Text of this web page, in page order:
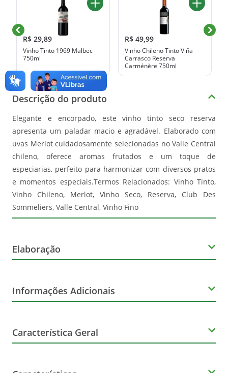
R$ 29,89
Vinho Tinto 1969 Malbec
750ml
R$ 49,99
Vinho Chileno Tinto Viña
Carrasco Reserva
Carménère 750ml
Descrição do produto
Elegante e encorpado, este vinho tinto seco reserva
apresenta um paladar macio e agradável. Elaborado com
uvas Merlot cuidadosamente selecionadas no Valle Central
chileno, oferece aromas frutados e um toque de
especiarias, perfeito para harmonizar com diversos pratos
e momentos especiais.Termos Relacionados: Vinho Tinto,
Vinho Chileno, Merlot, Vinho Seco, Reserva, Club Des
Sommeliers, Valle Central, Vinho Fino
Elaboração
Uvas diversas
Informações Adicionais
Não
Característica Geral